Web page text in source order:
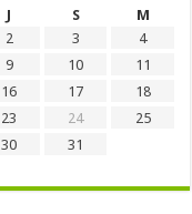
J S
M
2 3
4
9 10
11
16 17
18
23 24
25
30
31